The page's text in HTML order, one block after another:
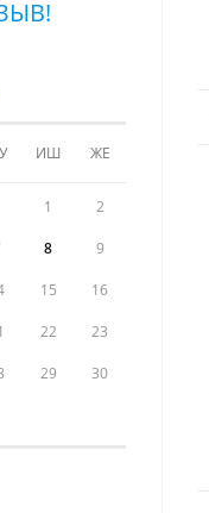
ИШ ЖЕ
1 2
8 9
15 16
22 23
29 30